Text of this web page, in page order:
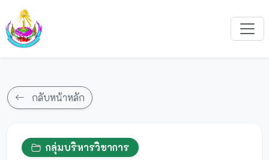
กลับหน้าหลัก
กลุ่มบริหารวิชาการ